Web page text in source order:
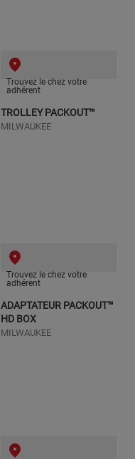
Trouvez le chez votre
adhérent
TROLLEY PACKOUT™
MILWAUKEE
Trouvez le chez votre
adhérent
ADAPTATEUR PACKOUT™
HD BOX
MILWAUKEE